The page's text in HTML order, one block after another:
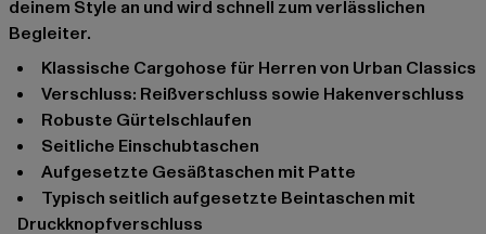
deinem Style an und wird schnell zum verlässlichen
Begleiter.
Klassische Cargohose für Herren von Urban Classics
Verschluss: Reißverschluss sowie Hakenverschluss
Robuste Gürtelschlaufen
Seitliche Einschubtaschen
Aufgesetzte Gesäßtaschen mit Patte
Typisch seitlich aufgesetzte Beintaschen mit
Druckknopfverschluss